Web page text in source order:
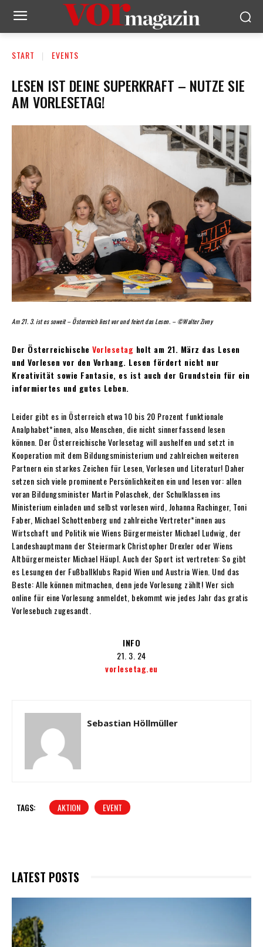
START EVENTS
LESEN IST DEINE SUPERKRAFT – NUTZE SIE
AM VORLESETAG!
Am 21. 3. ist es soweit – Österreich liest vor und feiert das Lesen. – ©Walter Zivny
Der Österreichische Vorlesetag holt am 21. März das Lesen
und Vorlesen vor den Vorhang. Lesen fördert nicht nur
Kreativität sowie Fantasie, es ist auch der Grundstein für ein
informiertes und gutes Leben.
Leider gibt es in Österreich etwa 10 bis 20 Prozent funktionale
Analphabet*innen, also Menschen, die nicht sinnerfassend lesen
können. Der Österreichische Vorlesetag will aushelfen und setzt in
Kooperation mit dem Bildungsministerium und zahlreichen weiteren
Partnern ein starkes Zeichen für Lesen, Vorlesen und Literatur! Daher
setzen sich viele prominente Persönlichkeiten ein und lesen vor: allen
voran Bildungsminister Martin Polaschek, der Schulklassen ins
Ministerium einladen und selbst vorlesen wird, Johanna Rachinger, Toni
Faber, Michael Schottenberg und zahlreiche Vertreter*innen aus
Wirtschaft und Politik wie Wiens Bürgermeister Michael Ludwig, der
Landeshauptmann der Steiermark Christopher Drexler oder Wiens
Altbürgermeister Michael Häupl. Auch der Sport ist vertreten: So gibt
es Lesungen der Fußballklubs Rapid Wien und Austria Wien. Und das
Beste: Alle können mitmachen, denn jede Vorlesung zählt! Wer sich
online für eine Vorlesung anmeldet, bekommt wie jedes Jahr das gratis
Vorlesebuch zugesandt.
INFO
21. 3. 24
vorlesetag.eu
Sebastian Höllmüller
TAGS: AKTION EVENT
LATEST POSTS